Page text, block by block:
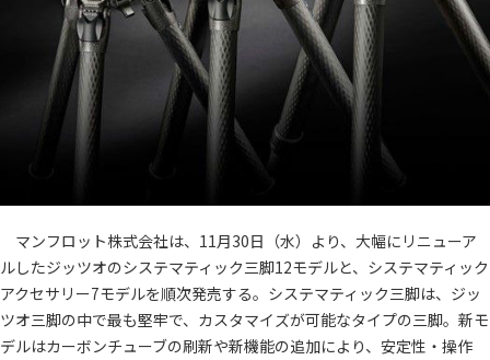
マンフロット株式会社は、11月30日（水）より、大幅にリニューア
ルしたジッツオのシステマティック三脚12モデルと、システマティック
アクセサリー7モデルを順次発売する。システマティック三脚は、ジッ
ツオ三脚の中で最も堅牢で、カスタマイズが可能なタイプの三脚。新モ
デルはカーボンチューブの刷新や新機能の追加により、安定性・操作